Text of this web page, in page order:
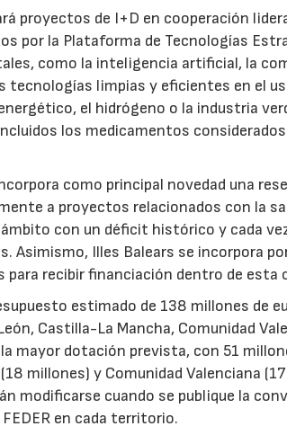
proyectos de I+D en cooperación
por la Plataforma de Tecnologías
como la inteligencia artificial, la
tecnologías limpias y eficientes en el
el hidrógeno o la industria
los medicamentos
como principal novedad una
a proyectos relacionados con la
con un déficit histórico y cada
Asimismo, Illes Balears se incorpora
para recibir financiación dentro de esta
estimado de 138 millones de
Castilla-La Mancha, Comunidad
mayor dotación prevista, con 51
millones) y Comunidad Valenciana
modificarse cuando se publique la
en cada territorio.